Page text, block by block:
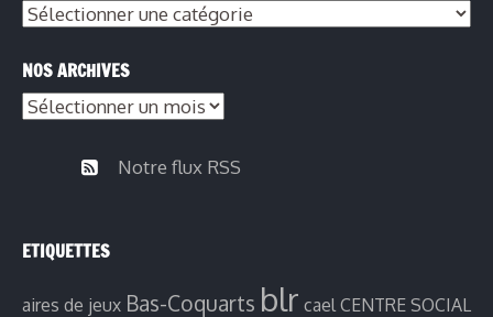
Nos
par
thèmes
NOS ARCHIVES
Nos
Notre flux RSS
ETIQUETTES
aires de jeux Bas-Coquarts blr cael CENTRE SOCIAL